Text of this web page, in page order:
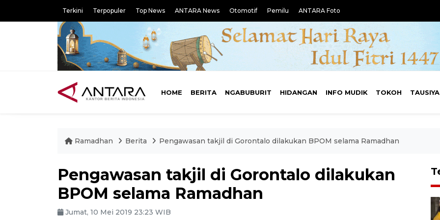
Terkini Terpopuler Top News ANTARA News Otomotif Pemilu ANTARA Foto
HOME BERITA NGABUBURIT HIDANGAN INFO MUDIK TOKOH
Ramadhan Berita Pengawasan takjil di Gorontalo dilakukan BPOM selama Ramadhan
Pengawasan takjil di Gorontalo dilakukan
BPOM selama Ramadhan
Jumat, 10 Mei 2019 23:23 WIB